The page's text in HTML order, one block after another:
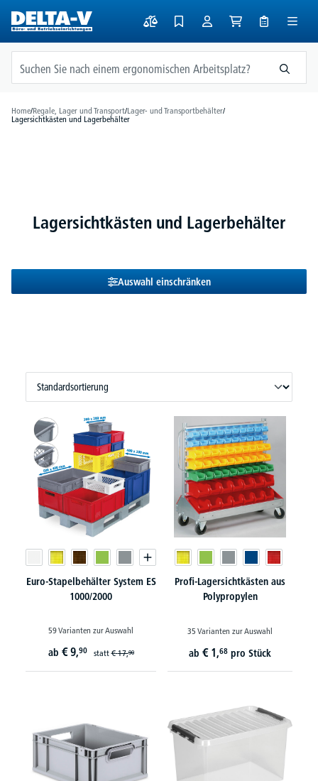
springen
Home/Regale, Lager und Transport/Lager- und Transportbehälter/
Lagersichtkästen und Lagerbehälter
Lagersichtkästen und Lagerbehälter
Auswahl einschränken
Euro-Stapelbehälter System ES
1000/2000
59 Varianten zur Auswahl
ab € 9,90 statt€ 17,90
Profi-Lagersichtkästen aus
Polypropylen
35 Varianten zur Auswahl
ab € 1,68 pro Stück